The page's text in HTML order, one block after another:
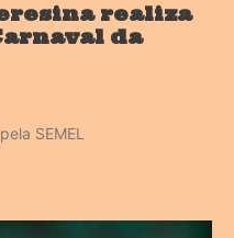
realiza
da
SEMEL